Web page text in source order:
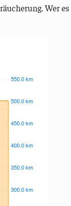
Wer es